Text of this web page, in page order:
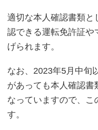
適切な本人確認書類と
認できる運転免許証や
げられます。
なお、2023年5月中旬
があっても本人確認書
なっていますので、
す。